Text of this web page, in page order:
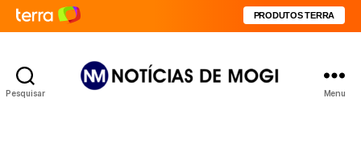
PRODUTOS TERRA
Pesquisar Menu